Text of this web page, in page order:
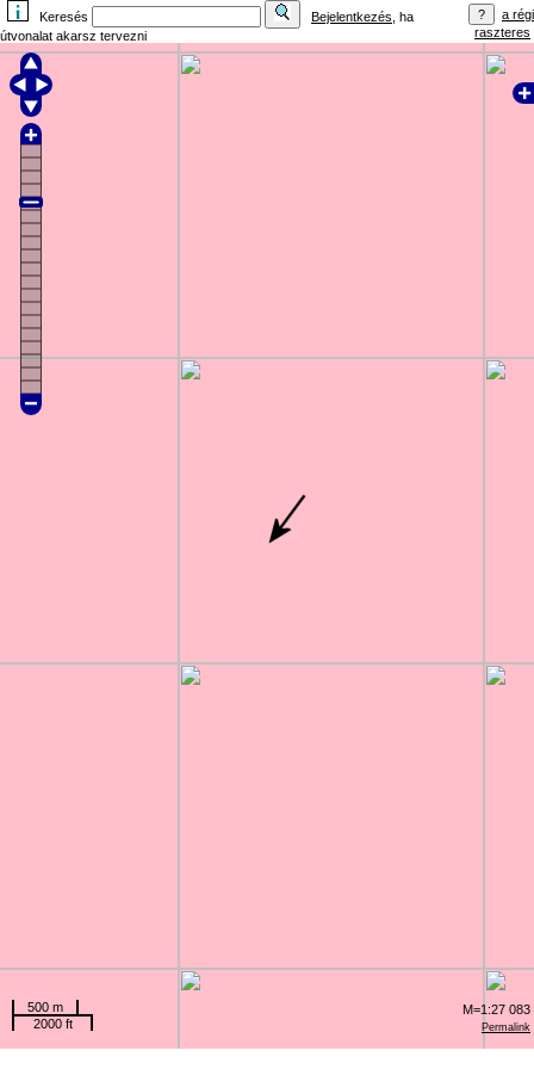
Keresés Bejelentkezés , ha
útvonalat akarsz tervezni
a régi
raszteres
Permalink
500 m
2000 ft
M=1:27 083